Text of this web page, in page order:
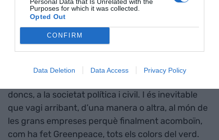
Purposes for which it was collected.
Opted Out
CONFIRM
Data Deletion Data Access Privacy Policy
Haugen, escriví un article que per primera vegada
utilitzava el concepte d’ecologia per estudiar com
interactuaven les llengües amb –i en– els seus
entorns respectius.
doncs, a la societat política i civil. I és inevitable
que vagi arribant, d’una manera o altra, al món de
les grans empreses perquè finalment acomboïn,
com ha fet Greenpeace, tots els colors del verd.